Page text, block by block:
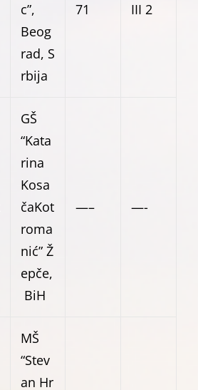
c”,
Beog
rad, S
rbija
71 III 2
GŠ
“Kata
rina
Kosa
čaKot
roma
nić” Ž
epče,
BiH
—– —-
MŠ
“Stev
an Hr